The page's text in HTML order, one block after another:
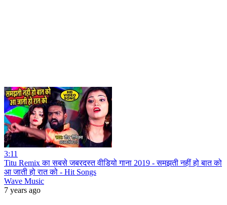
3:11
Titu Remix का सबसे जबरदस्त वीडियो गाना 2019 - समझती नहीं हो बात को
आ जाती हो रात को - Hit Songs
Wave Music
7 years ago